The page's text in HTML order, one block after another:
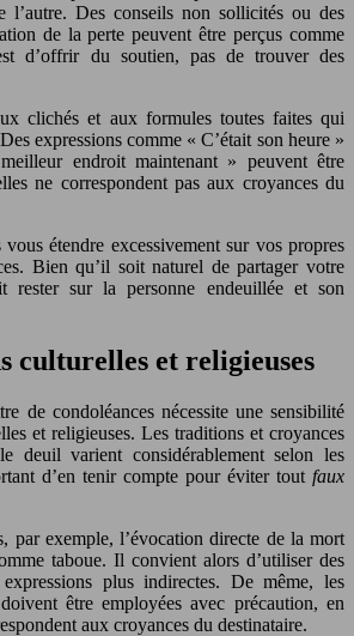
l’autre. Des conseils non sollicités ou des
de la perte peuvent être perçus comme
d’offrir du soutien, pas de trouver des
clichés et aux formules toutes faites qui
expressions comme « C’était son heure »
endroit maintenant » peuvent être
ne correspondent pas aux croyances du
étendre excessivement sur vos propres
Bien qu’il soit naturel de partager votre
rester sur la personne endeuillée et son
culturelles et religieuses
de condoléances nécessite une sensibilité
et religieuses. Les traditions et croyances
deuil varient considérablement selon les
d’en tenir compte pour éviter tout faux
par exemple, l’évocation directe de la mort
taboue. Il convient alors d’utiliser des
plus indirectes. De même, les
être employées avec précaution, en
aux croyances du destinataire.